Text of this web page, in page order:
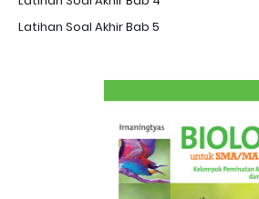
Latihan Soal Akhir Bab 5